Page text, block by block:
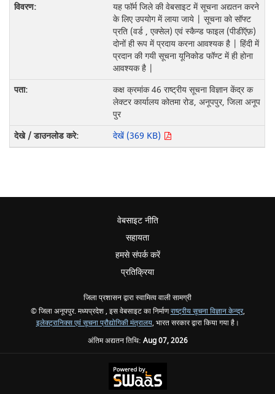
यह फॉर्म जिले की वेबसाइट में सूचना अद्यतन करने
के लिए उपयोग में लाया जाये | सूचना को सॉफ्ट
प्रति (वर्ड , एक्सेल) एवं स्कैन्ड फाइल (पीडीऍफ़)
दोनों ही रूप में प्रदाय करना आवश्यक है | हिंदी में
प्रदान की गयी सूचना यूनिकोड फॉण्ट में ही होना
आवश्यक है |
कक्ष क्रमांक 46 राष्ट्रीय सूचना विज्ञान केंद्र क
लेक्टर कार्यालय कोतमा रोड, अनूपपुर, जिला अनूप
पुर
देखें (369 KB)
वेबसाइट नीति
सहायता
हमसे संपर्क करें
प्रतिक्रिया
जिला प्रशासन द्वारा स्वामित्व वाली सामग्री
© जिला अनूपपुर. मध्यप्रदेश , इस वेबसाइट का निर्माणराष्ट्रीय सूचना विज्ञान केन्द्र,
इलेक्ट्रानिक्स एवं सूचना प्रौद्योगिकी मंत्रालय, भारत सरकार द्वारा किया गया है।
अंतिम अद्यतन तिथि: Aug 07, 2026